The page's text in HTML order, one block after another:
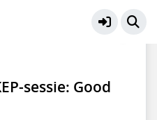
sessie: Good